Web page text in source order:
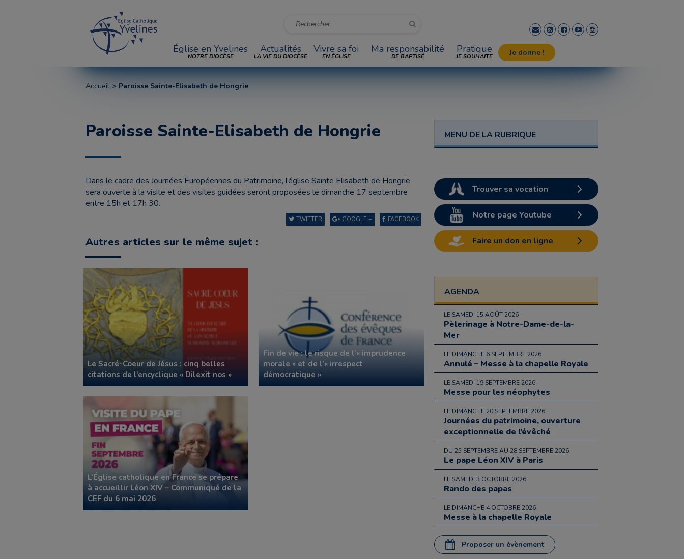
Église en Yvelines
NOTRE DIOCÈSE
Actualités
LA VIE DU DIOCÈSE
Vivre sa foi
EN ÉGLISE
Ma responsabilité
DE BAPTISÉ
Pratique
JE SOUHAITE Je donne !
Accueil Paroisse Sainte-Elisabeth de Hongrie
Paroisse Sainte-Elisabeth de Hongrie
Dans le cadre des Journées Européennes du Patrimoine, l’église Sainte Elisabeth de Hongrie
sera ouverte à la visite et des visites guidées seront proposées le dimanche 17 septembre
entre 15h et 17h 30.
FACEBOOK
GOOGLE +
TWITTER
Autres articles sur le même sujet :
Le Sacré-Coeur de Jésus : cinq belles
citations de l’encyclique « Dilexit nos »
Fin de vie : le risque de l’« imprudence
morale » et de l’« irrespect
démocratique »
L’Église catholique en France se prépare
à accueillir Léon XIV – Communiqué de la
CEF du 6 mai 2026
MENU DE LA RUBRIQUE
Trouver sa vocation
Notre page Youtube
Faire un don en ligne
AGENDA
LE SAMEDI 15 AOÛT 2026
Pèlerinage à Notre-Dame-de-la-
Mer
LE DIMANCHE 6 SEPTEMBRE 2026
Annulé – Messe à la chapelle Royale
LE SAMEDI 19 SEPTEMBRE 2026
Messe pour les néophytes
LE DIMANCHE 20 SEPTEMBRE 2026
Journées du patrimoine, ouverture
exceptionnelle de l’évêché
DU 25 SEPTEMBRE AU 28 SEPTEMBRE 2026
Le pape Léon XIV à Paris
LE SAMEDI 3 OCTOBRE 2026
Rando des papas
LE DIMANCHE 4 OCTOBRE 2026
Messe à la chapelle Royale
Proposer un évènement